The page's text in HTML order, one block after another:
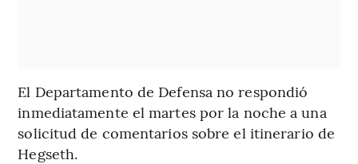
El Departamento de Defensa no respondió
inmediatamente el martes por la noche a una
solicitud de comentarios sobre el itinerario de
Hegseth.